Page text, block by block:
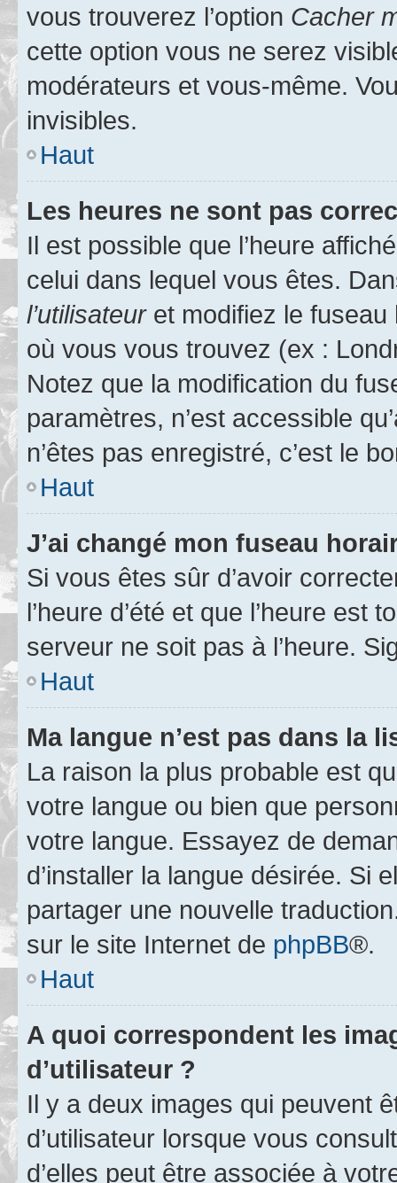
vous trouverez l’option Cacher
cette option vous ne serez
modérateurs et vous-même.
invisibles.
Haut
Les heures ne sont pas
Il est possible que l’heure
celui dans lequel vous êtes.
l’utilisateuret modifiez le fuseau
où vous vous trouvez (ex :
Notez que la modification du
paramètres, n’est accessible
n’êtes pas enregistré, c’est le
Haut
J’ai changé mon fuseau
Si vous êtes sûr d’avoir
l’heure d’été et que l’heure est
serveur ne soit pas à l’heure.
Haut
Ma langue n’est pas dans la
La raison la plus probable est
votre langue ou bien que
votre langue. Essayez de
d’installer la langue désirée. Si
partager une nouvelle
sur le site Internet de phpBB®.
Haut
A quoi correspondent les
d’utilisateur ?
Il y a deux images qui peuvent
d’utilisateur lorsque vous
d’elles peut être associée à